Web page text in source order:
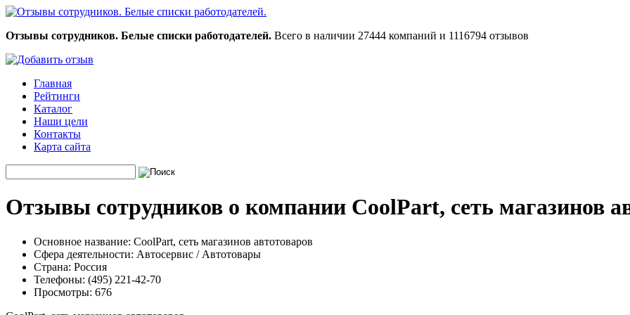
Отзывы сотрудников. Белые списки работодателей. Всего в наличии 27444 компаний и 1116794 отзывов
Главная
Рейтинги
Каталог
Наши цели
Контакты
Карта сайта
Отзывы сотрудников о компании CoolPart, сеть магазинов
Основное название: CoolPart, сеть магазинов автотоваров
Сфера деятельности: Автосервис / Автотовары
Страна: Россия
Телефоны: (495) 221-42-70
Просмотры: 676